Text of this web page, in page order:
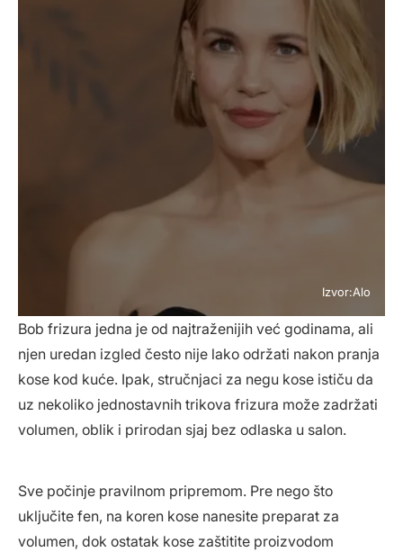
Izvor:Alo
Bob frizura jedna je od najtraženijih već godinama, ali
njen uredan izgled često nije lako održati nakon pranja
kose kod kuće. Ipak, stručnjaci za negu kose ističu da
uz nekoliko jednostavnih trikova frizura može zadržati
volumen, oblik i prirodan sjaj bez odlaska u salon.
Sve počinje pravilnom pripremom. Pre nego što
uključite fen, na koren kose nanesite preparat za
volumen, dok ostatak kose zaštitite proizvodom